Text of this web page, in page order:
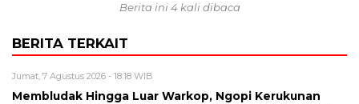
Berita ini 4 kali dibaca
BERITA TERKAIT
Jumat, 7 Agustus 2026 - 18:18 WIB
Membludak Hingga Luar Warkop, Ngopi Kerukunan